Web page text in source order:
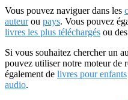
Vous pouvez naviguer dans les
auteurou pays. Vous pouvez
livres les plus téléchargés ou
Si vous souhaitez chercher un
pouvez utiliser notre moteur de
également de livres pour enfants
audio.